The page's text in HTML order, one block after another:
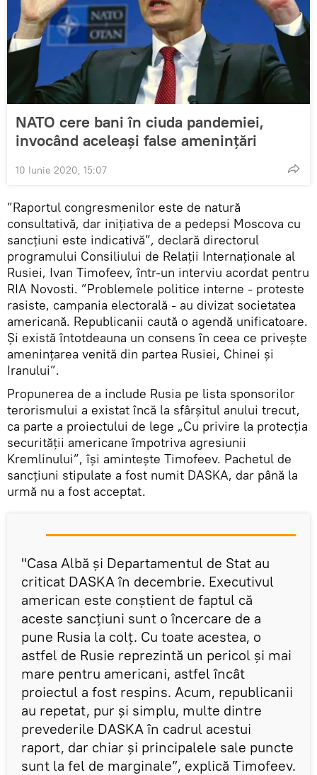
NATO cere bani în ciuda pandemiei,
invocând aceleași false amenințări
10 Iunie 2020, 15:07
”Raportul congresmenilor este de natură
consultativă, dar inițiativa de a pedepsi Moscova cu
sancțiuni este indicativă”, declară directorul
programului Consiliului de Relații Internaționale al
Rusiei, Ivan Timofeev, într-un interviu acordat pentru
RIA Novosti. ”Problemele politice interne - proteste
rasiste, campania electorală - au divizat societatea
americană. Republicanii caută o agendă unificatoare.
Și există întotdeauna un consens în ceea ce privește
amenințarea venită din partea Rusiei, Chinei și
Iranului”.
Propunerea de a include Rusia pe lista sponsorilor
terorismului a existat încă la sfârșitul anului trecut,
ca parte a proiectului de lege „Cu privire la protecția
securității americane împotriva agresiunii
Kremlinului”, își amintește Timofeev. Pachetul de
sancțiuni stipulate a fost numit DASKA, dar până la
urmă nu a fost acceptat.
"Casa Albă și Departamentul de Stat au
criticat DASKA în decembrie. Executivul
american este conștient de faptul că
aceste sancțiuni sunt o încercare de a
pune Rusia la colț. Cu toate acestea, o
astfel de Rusie reprezintă un pericol și mai
mare pentru americani, astfel încât
proiectul a fost respins. Acum, republicanii
au repetat, pur și simplu, multe dintre
prevederile DASKA în cadrul acestui
raport, dar chiar și principalele sale puncte
sunt la fel de marginale”, explică Timofeev.